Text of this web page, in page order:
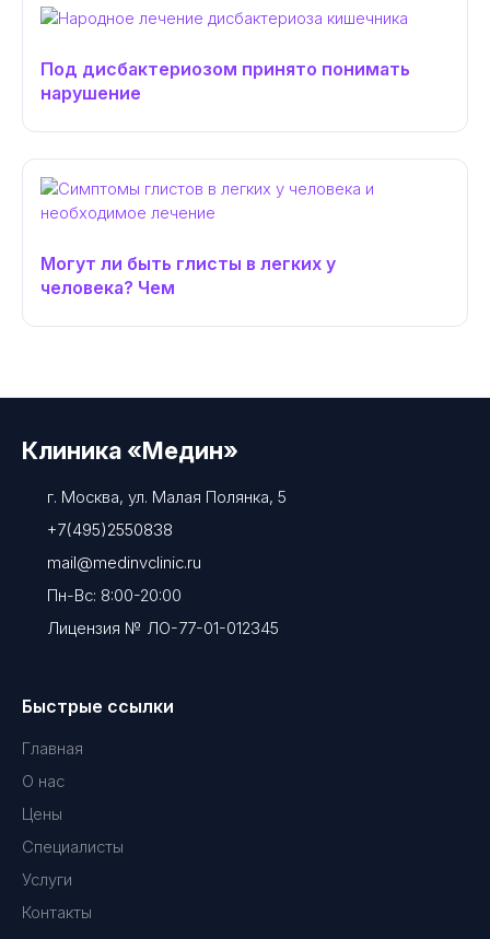
Под дисбактериозом принято понимать
нарушение
Могут ли быть глисты в легких у
человека? Чем
Клиника «Медин»
г. Москва, ул. Малая Полянка, 5
+7(495)2550838
mail@medinvclinic.ru
Пн-Вс: 8:00-20:00
Лицензия № ЛО-77-01-012345
Быстрые ссылки
Главная
О нас
Цены
Специалисты
Услуги
Контакты